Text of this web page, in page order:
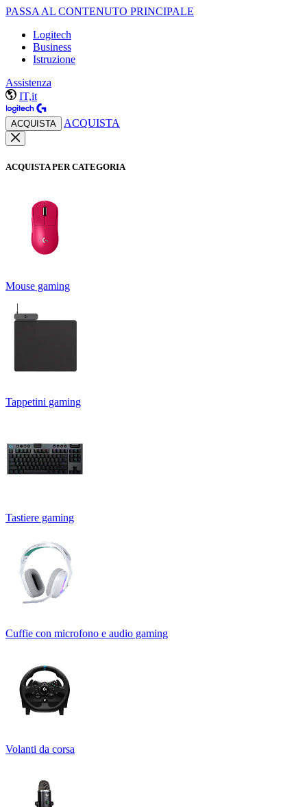
PASSA AL CONTENUTO PRINCIPALE
Logitech
Business
Istruzione
Assistenza
IT,it
ACQUISTA ACQUISTA
ACQUISTA PER CATEGORIA
Mouse gaming
Tappetini gaming
Tastiere gaming
Cuffie con microfono e audio gaming
Volanti da corsa